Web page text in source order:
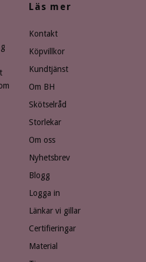
Läs mer
Kontakt
Köpvillkor
Kundtjänst
Om BH
Skötselråd
Storlekar
Om oss
Nyhetsbrev
Blogg
Logga in
Länkar vi gillar
Certifieringar
Material